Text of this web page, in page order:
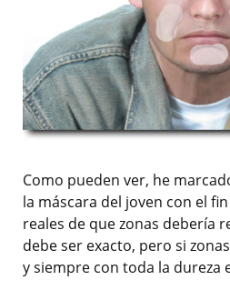
Como pueden ver, he
la máscara del joven con el
reales de que zonas debería
debe ser exacto, pero si
y siempre con toda la dureza